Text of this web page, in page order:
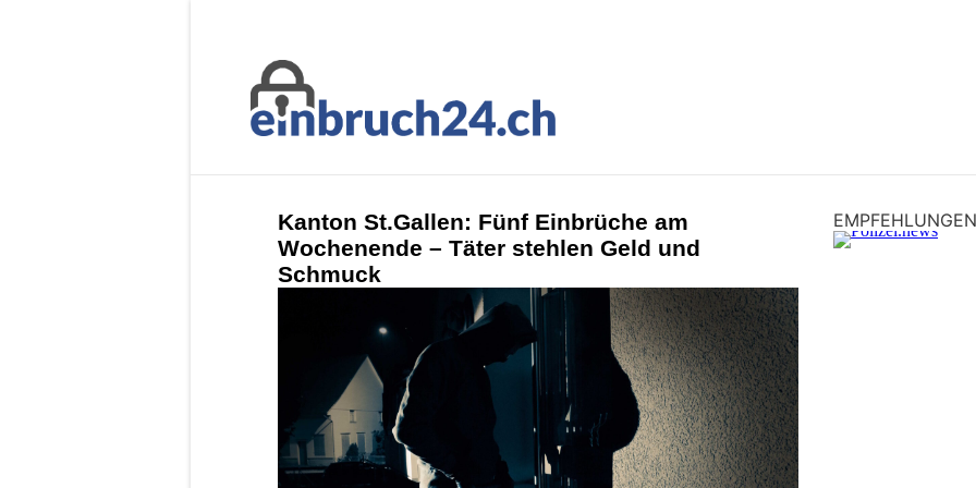
Kanton St.Gallen: Fünf Einbrüche am
Wochenende – Täter stehlen Geld und
Schmuck
EMPFEHLUNGEN